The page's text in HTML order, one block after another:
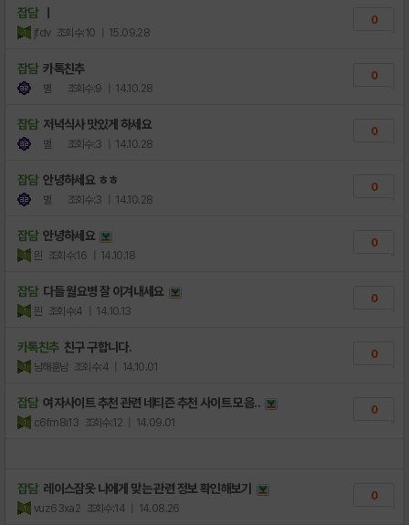
잡담
jfdv 조회수:10 | 15.09.28
0
잡담 카톡친추
별 조회수:9 | 14.10.28
0
잡담 저녁식사 맛있게 하세요
별 조회수:3 | 14.10.28
0
잡담 안녕하세요 ㅎㅎ
별 조회수:3 | 14.10.28
0
잡담 안녕하세요
믠 조회수:16 | 14.10.18
0
잡담 다들 월요병 잘 이겨내세요
믠 조회수:4 | 14.10.13
0
카톡친추 친구 구합니다.
남해훈남 조회수:4 | 14.10.01
0
잡담 여자사이트 추천 관련 네티즌 추천 사이트 모음..
c6fm8i13 조회수:12 | 14.09.01
0
잡담 레이스잠옷 나에게 맞는 관련 정보 확인해보기
vuz63xa2 조회수:14 | 14.08.26
0